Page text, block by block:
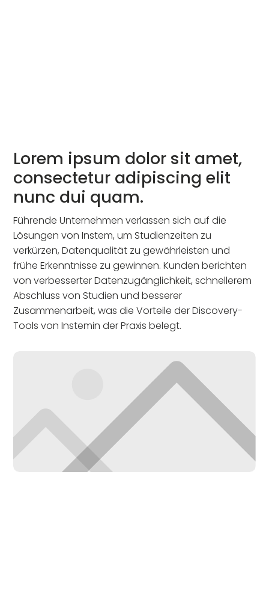
Lorem ipsum dolor sit amet,
consectetur adipiscing elit
nunc dui quam.
Führende Unternehmen verlassen sich auf die
Lösungen von Instem, um Studienzeiten zu
verkürzen, Datenqualität zu gewährleisten und
frühe Erkenntnisse zu gewinnen. Kunden berichten
von verbesserter Datenzugänglichkeit, schnellerem
Abschluss von Studien und besserer
Zusammenarbeit, was die Vorteile der Discovery-
Tools von Instemin der Praxis belegt.